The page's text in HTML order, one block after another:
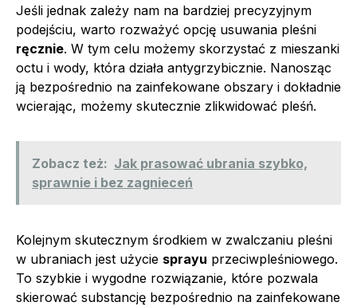
Jeśli jednak zależy nam na bardziej precyzyjnym
podejściu, warto rozważyć opcję usuwania pleśni
ręcznie. W tym celu możemy skorzystać z mieszanki
octu i wody, która działa antygrzybicznie. Nanosząc
ją bezpośrednio na zainfekowane obszary i dokładnie
wcierając, możemy skutecznie zlikwidować pleśń.
Zobacz też: Jak prasować ubrania szybko,
sprawnie i bez zagnieceń
Kolejnym skutecznym środkiem w zwalczaniu pleśni
w ubraniach jest użycie sprayu przeciwpleśniowego.
To szybkie i wygodne rozwiązanie, które pozwala
skierować substancję bezpośrednio na zainfekowane